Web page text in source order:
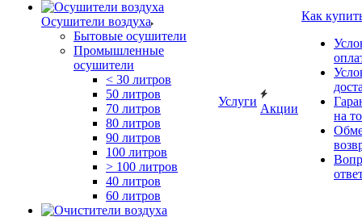
Осушители воздуха
Бытовые осушители
Промышленные
осушители
< 30 литров
50 литров
70 литров
80 литров
90 литров
100 литров
> 100 литров
40 литров
60 литров
Услуги
Акции
Как
на